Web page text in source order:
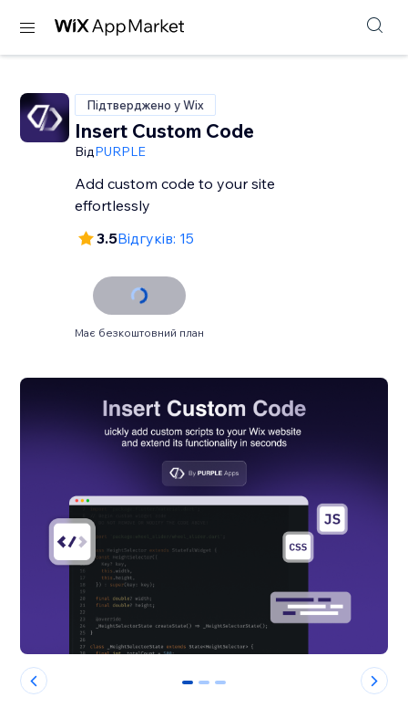
Підтверджено у Wix
Insert Custom Code
ВідPURPLE
Add custom code to your site
effortlessly
3.5Відгуків: 15
Має безкоштовний план
0 1 2